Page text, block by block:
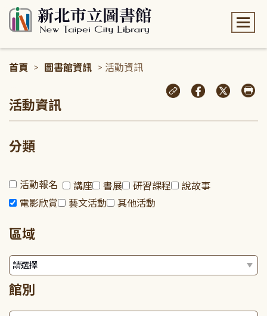
首頁 > 圖書館資訊 > 活動資訊
活動資訊
分類
活動報名 講座 書展 研習課程
說故事
電影欣賞
藝文活動 其他活動
區域
館別